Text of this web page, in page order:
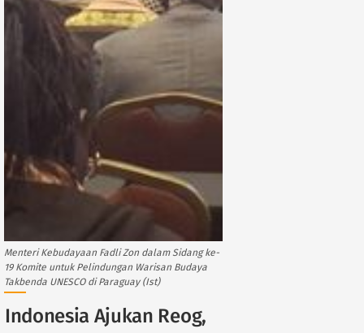
Menteri Kebudayaan Fadli Zon dalam Sidang ke-
19 Komite untuk Pelindungan Warisan Budaya
Takbenda UNESCO di Paraguay (Ist)
Indonesia Ajukan Reog,